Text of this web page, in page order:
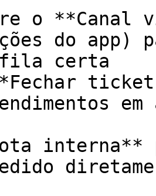
o **Canal
do app)
fila certa
ticket
em